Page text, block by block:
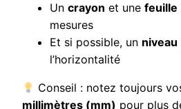
Un crayon et une feuille
mesures
Et si possible, un niveau
l’horizontalité
Conseil : notez toujours
millimètres (mm) pour plus